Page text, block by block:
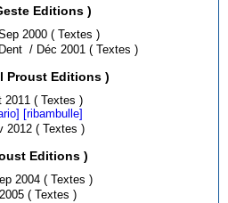
Editions )
• Tome 1 : La Grand'Goule / Sep 2000 ( Textes )
• Tome 2 : Geoffroy la Grand'Dent / Déc 2001 ( Textes )
Proust Editions )
• Tome 1 : Rouge Tahiti / Oct 2011 ( Textes )
[ribambulle]
• Tome 2 : Bleu horizon / Nov 2012 ( Textes )
Editions )
• Tome 1 : Moucharabieh / Sep 2004 ( Textes )
• Tome 2 : La Sphinge / Oct 2005 ( Textes )